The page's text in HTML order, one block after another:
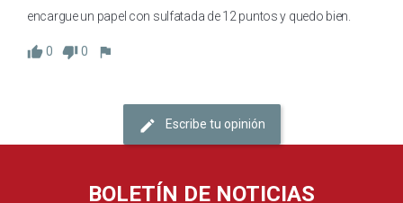
encargue un papel con sulfatada de 12 puntos y quedo bien.
0 0
Escribe tu opinión
BOLETÍN DE NOTICIAS